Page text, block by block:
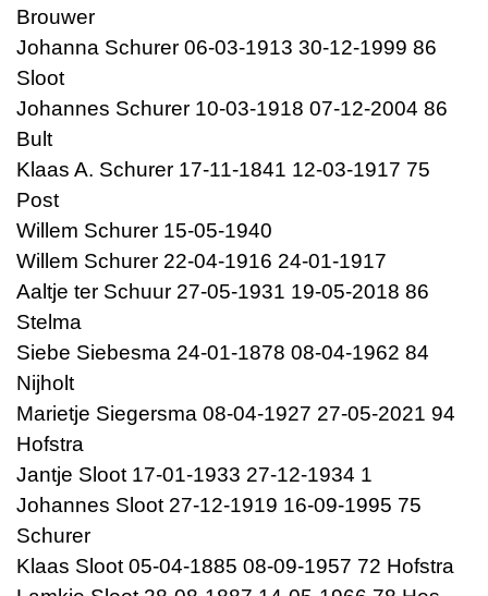
Brouwer
Johanna Schurer 06-03-1913 30-12-1999 86
Sloot
Johannes Schurer 10-03-1918 07-12-2004 86
Bult
Klaas A. Schurer 17-11-1841 12-03-1917 75
Post
Willem Schurer 15-05-1940
Willem Schurer 22-04-1916 24-01-1917
Aaltje ter Schuur 27-05-1931 19-05-2018 86
Stelma
Siebe Siebesma 24-01-1878 08-04-1962 84
Nijholt
Marietje Siegersma 08-04-1927 27-05-2021 94
Hofstra
Jantje Sloot 17-01-1933 27-12-1934 1
Johannes Sloot 27-12-1919 16-09-1995 75
Schurer
Klaas Sloot 05-04-1885 08-09-1957 72 Hofstra